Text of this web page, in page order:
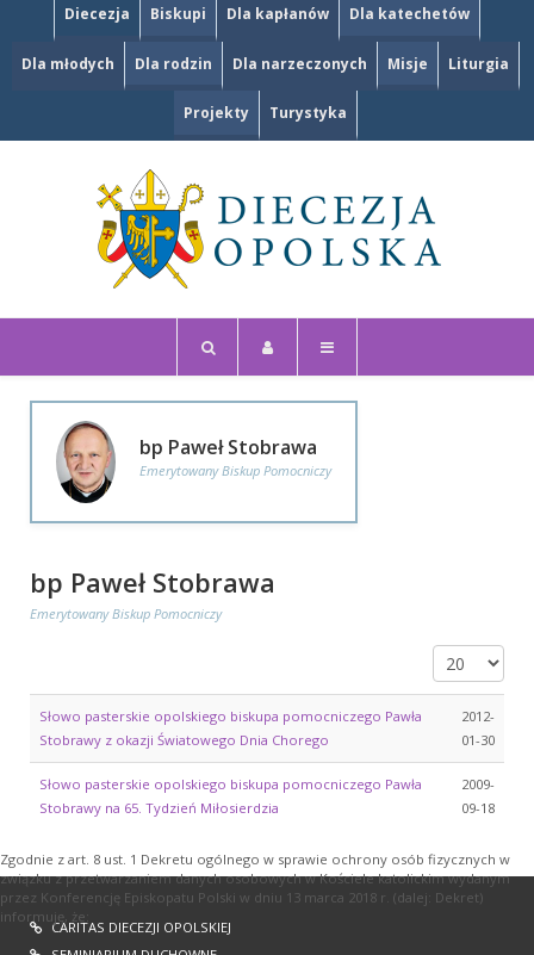
Diecezja Biskupi Dla kapłanów Dla katechetów
Dla młodych Dla rodzin Dla narzeczonych Misje Liturgia
Projekty Turystyka
bp Paweł Stobrawa
Emerytowany Biskup Pomocniczy
bp Paweł Stobrawa
Emerytowany Biskup Pomocniczy
Pokaż #
Słowo pasterskie opolskiego biskupa pomocniczego Pawła
Stobrawy z okazji Światowego Dnia Chorego
2012-
01-30
Słowo pasterskie opolskiego biskupa pomocniczego Pawła
Stobrawy na 65. Tydzień Miłosierdzia
2009-
09-18
CARITAS DIECEZJI OPOLSKIEJ
Zgodnie z art. 8 ust. 1 Dekretu ogólnego w sprawie ochrony osób fizycznych w
związku z przetwarzaniem danych osobowych w Kościele katolickim wydanym
przez Konferencję Episkopatu Polski w dniu 13 marca 2018 r. (dalej: Dekret)
informuję, że: